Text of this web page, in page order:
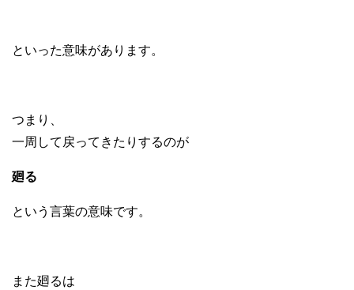
といった意味があります。
つまり、
一周して戻ってきたりするのが
廻る
という言葉の意味です。
また廻るは